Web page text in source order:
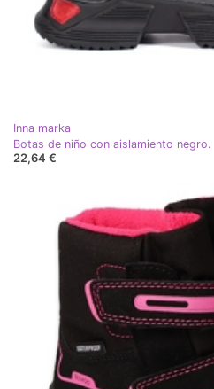
Inna marka
Botas de niño con aislamiento negro.
22,64 €